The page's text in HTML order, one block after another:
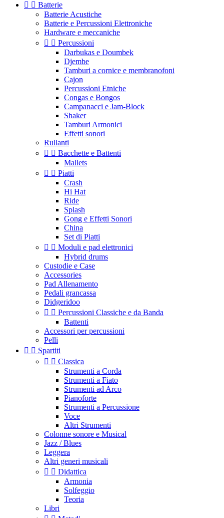
  Batterie
Batterie Acustiche
Batterie e Percussioni Elettroniche
Hardware e meccaniche
  Percussioni
Darbukas e Doumbek
Djembe
Tamburi a cornice e membranofoni
Cajon
Percussioni Etniche
Congas e Bongos
Campanacci e Jam-Block
Shaker
Tamburi Armonici
Effetti sonori
Rullanti
  Bacchette e Battenti
Mallets
  Piatti
Crash
Hi Hat
Ride
Splash
Gong e Effetti Sonori
China
Set di Piatti
  Moduli e pad elettronici
Hybrid drums
Custodie e Case
Accessories
Pad Allenamento
Pedali grancassa
Didgeridoo
  Percussioni Classiche e da Banda
Battenti
Accessori per percussioni
Pelli
  Spartiti
  Classica
Strumenti a Corda
Strumenti a Fiato
Strumenti ad Arco
Pianoforte
Strumenti a Percussione
Voce
Altri Strumenti
Colonne sonore e Musical
Jazz / Blues
Leggera
Altri generi musicali
  Didattica
Armonia
Solfeggio
Teoria
Libri